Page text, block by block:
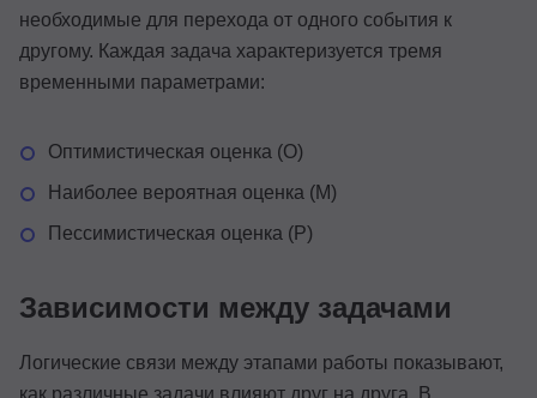
необходимые для перехода от одного события к
другому. Каждая задача характеризуется тремя
временными параметрами:
Оптимистическая оценка (О)
Наиболее вероятная оценка (М)
Пессимистическая оценка (Р)
Зависимости между задачами
Логические связи между этапами работы показывают,
как различные задачи влияют друг на друга. В